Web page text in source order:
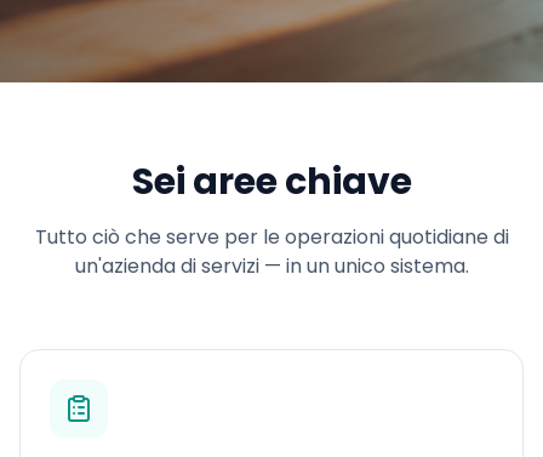
Sei aree chiave
Tutto ciò che serve per le operazioni quotidiane di
un'azienda di servizi — in un unico sistema.